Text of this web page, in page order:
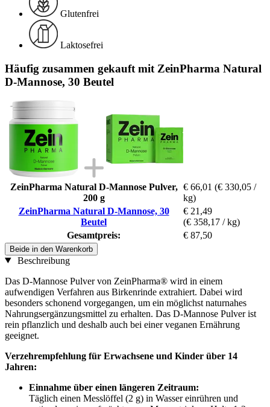
Glutenfrei
Laktosefrei
Häufig zusammen gekauft mit ZeinPharma Natural
D-Mannose, 30 Beutel
ZeinPharma Natural D-Mannose Pulver,
200 g
€ 66,01 (€ 330,05 /
kg)
ZeinPharma Natural D-Mannose, 30
Beutel
€ 21,49
(€ 358,17 / kg)
Gesamtpreis:
€ 87,50
Beide in den Warenkorb
Beschreibung
Das D-Mannose Pulver von ZeinPharma® wird in einem
aufwendigen Verfahren aus Birkenrinde extrahiert. Dabei wird
besonders schonend vorgegangen, um ein möglichst naturnahes
Nahrungsergänzungsmittel zu erhalten. Das D-Mannose Pulver ist
rein pflanzlich und deshalb auch bei einer veganen Ernährung
geeignet.
Verzehrempfehlung für Erwachsene und Kinder über 14
Jahren:
Einnahme über einen längeren Zeitraum:
Täglich einen Messlöffel (2 g) in Wasser einrühren und